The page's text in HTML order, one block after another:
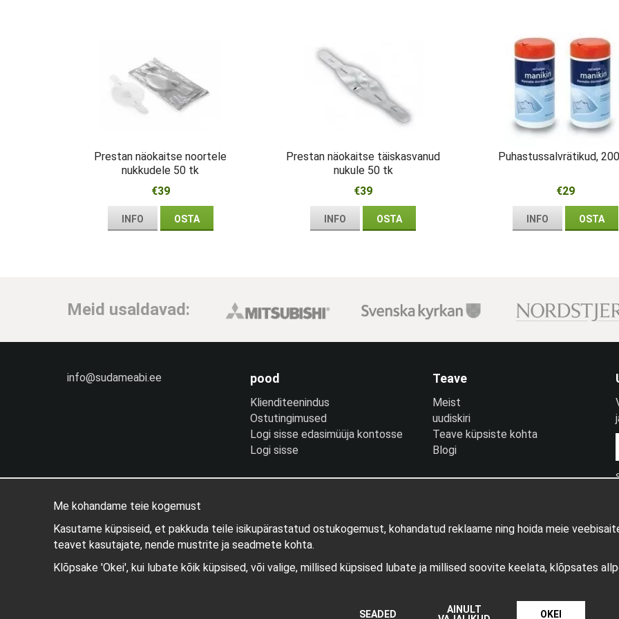
Prestan näokaitse noortele
nukkudele 50 tk
€39
INFO OSTA
Prestan näokaitse täiskasvanud
nukule 50 tk
€39
INFO OSTA
Puhastussalvrätikud,
€29
INFO OSTA
Meid usaldavad:
info@sudameabi.ee pood
Klienditeenindus
Ostutingimused
Logi sisse edasimüüja kontosse
Logi sisse
Teave
Meist
uudiskiri
Teave küpsiste kohta
Blogi
Tootja: Wikinggruppen
Me kohandame teie kogemust
Kasutame küpsiseid, et pakkuda teile isikupärastatud ostukogemust, kohandatud reklaame ning hoida meie
teavet kasutajate, nende mustrite ja seadmete kohta.
Klõpsake 'Okei', kui lubate kõik küpsised, või valige, millised küpsised lubate ja millised soovite keelata, klõpsates
SEADED
AINULT
OKEI